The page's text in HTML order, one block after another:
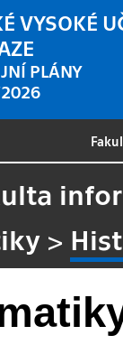
VYSOKÉ
PLÁNY
>